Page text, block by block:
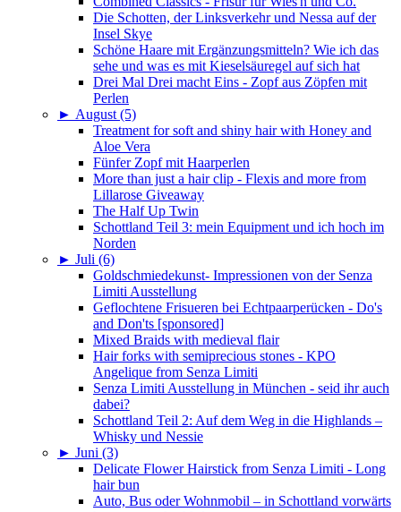
Die Schotten, der Linksverkehr und Nessa auf der
Insel Skye
Schöne Haare mit Ergänzungsmitteln? Wie ich das
sehe und was es mit Kieselsäuregel auf sich hat
Drei Mal Drei macht Eins - Zopf aus Zöpfen mit
Perlen
► August (5)
Treatment for soft and shiny hair with Honey and
Aloe Vera
Fünfer Zopf mit Haarperlen
More than just a hair clip - Flexis and more from
Lillarose Giveaway
The Half Up Twin
Schottland Teil 3: mein Equipment und ich hoch im
Norden
► Juli (6)
Goldschmiedekunst- Impressionen von der Senza
Limiti Ausstellung
Geflochtene Frisueren bei Echtpaarperücken - Do's
and Don'ts [sponsored]
Mixed Braids with medieval flair
Hair forks with semiprecious stones - KPO
Angelique from Senza Limiti
Senza Limiti Ausstellung in München - seid ihr auch
dabei?
Schottland Teil 2: Auf dem Weg in die Highlands –
Whisky und Nessie
► Juni (3)
Delicate Flower Hairstick from Senza Limiti - Long
hair bun
Auto, Bus oder Wohnmobil – in Schottland vorwärts